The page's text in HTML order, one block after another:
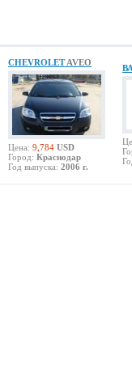
CHEVROLETAVEO
Цена: 9,784 USD
Город: Краснодар
Год выпуска: 2006 г.